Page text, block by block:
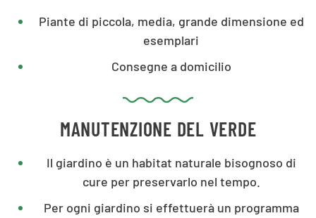
Piante di piccola, media, grande dimensione ed
esemplari
Consegne a domicilio
MANUTENZIONE DEL VERDE
Il giardino è un habitat naturale bisognoso di
cure per preservarlo nel tempo.
Per ogni giardino si effettuerà un programma